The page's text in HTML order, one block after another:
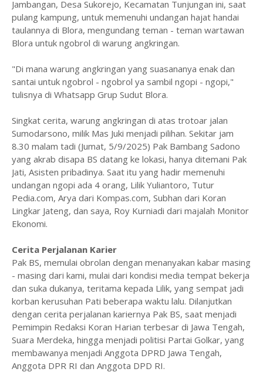
Jambangan, Desa Sukorejo, Kecamatan Tunjungan ini, saat
pulang kampung, untuk memenuhi undangan hajat handai
taulannya di Blora, mengundang teman - teman wartawan
Blora untuk ngobrol di warung angkringan.
"Di mana warung angkringan yang suasananya enak dan
santai untuk ngobrol - ngobrol ya sambil ngopi - ngopi,"
tulisnya di Whatsapp Grup Sudut Blora.
Singkat cerita, warung angkringan di atas trotoar jalan
Sumodarsono, milik Mas Juki menjadi pilihan. Sekitar jam
8.30 malam tadi (Jumat, 5/9/2025) Pak Bambang Sadono
yang akrab disapa BS datang ke lokasi, hanya ditemani Pak
Jati, Asisten pribadinya. Saat itu yang hadir memenuhi
undangan ngopi ada 4 orang, Lilik Yuliantoro, Tutur
Pedia.com, Arya dari Kompas.com, Subhan dari Koran
Lingkar Jateng, dan saya, Roy Kurniadi dari majalah Monitor
Ekonomi.
Cerita Perjalanan Karier
Pak BS, memulai obrolan dengan menanyakan kabar masing
- masing dari kami, mulai dari kondisi media tempat bekerja
dan suka dukanya, teritama kepada Lilik, yang sempat jadi
korban kerusuhan Pati beberapa waktu lalu. Dilanjutkan
dengan cerita perjalanan kariernya Pak BS, saat menjadi
Pemimpin Redaksi Koran Harian terbesar di Jawa Tengah,
Suara Merdeka, hingga menjadi politisi Partai Golkar, yang
membawanya menjadi Anggota DPRD Jawa Tengah,
Anggota DPR RI dan Anggota DPD RI.